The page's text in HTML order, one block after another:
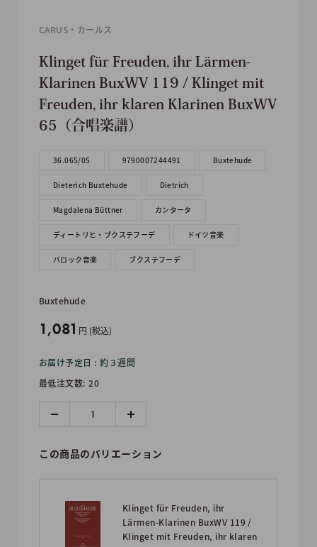
CARUS・カールス
Klinget für Freuden, ihr Lärmen-
Klarinen BuxWV 119 / Klinget mit
Freuden, ihr klaren Klarinen BuxWV
65（合唱楽譜）
36.065/05 9790007244491 Buxtehude
Dieterich Buxtehude Dietrich
Magdalena Büttner カンタータ
ディートリヒ・ブクステフーデ ドイツ音楽
バロック音楽 ブクステフーデ
Buxtehude
販
価
格
1,081 円 (税込)
お届け予定日 : 約３週間
最低注文数: 20
この商品のバリエーション
Klinget für Freuden, ihr
Lärmen-Klarinen BuxWV 119 /
Klinget mit Freuden, ihr klaren